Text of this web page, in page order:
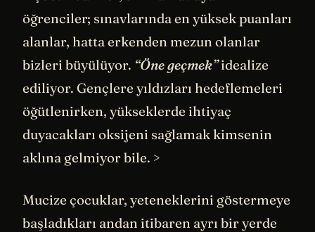
öğrenciler; sınavlarında en yüksek puanları
alanlar, hatta erkenden mezun olanlar
bizleri büyülüyor. “Öne geçmek”idealize
ediliyor. Gençlere yıldızları hedeflemeleri
öğütlenirken, yükseklerde ihtiyaç
duyacakları oksijeni sağlamak kimsenin
aklına gelmiyor bile. >
Mucize çocuklar, yeteneklerini göstermeye
başladıkları andan itibaren ayrı bir yerde